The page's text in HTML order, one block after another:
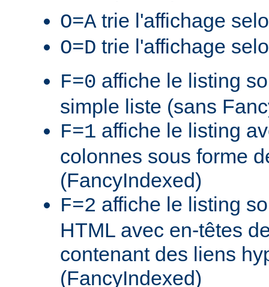
O=A trie l'affichage
O=D trie l'affichage
F=0 affiche le listing
simple liste (sans
F=1 affiche le listing
colonnes sous forme
(FancyIndexed)
F=2 affiche le listing
HTML avec en-têtes
contenant des liens
(FancyIndexed)